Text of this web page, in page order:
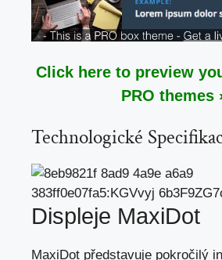
Click here to preview
PRO themes
Technologické
Displeje MaxiDot
MaxiDot představuje pokročilý